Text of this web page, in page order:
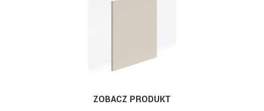
ZOBACZ PRODUKT